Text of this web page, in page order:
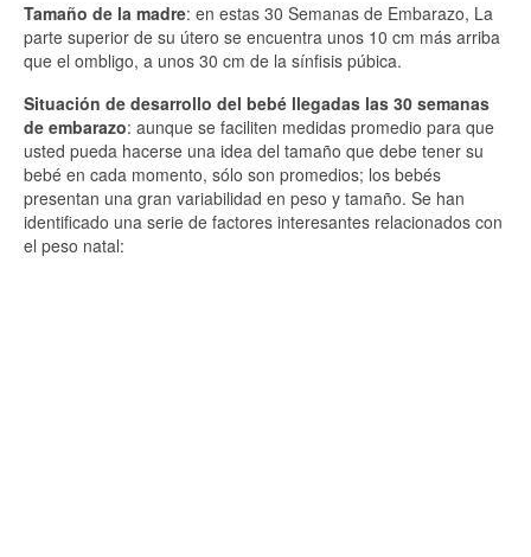
Tamaño de la madre: en estas 30 Semanas de Embarazo, La
parte superior de su útero se encuentra unos 10 cm más arriba
que el ombligo, a unos 30 cm de la sínfisis púbica.
Situación de desarrollo del bebé llegadas las 30 semanas
de embarazo: aunque se faciliten medidas promedio para que
usted pueda hacerse una idea del tamaño que debe tener su
bebé en cada momento, sólo son promedios; los bebés
presentan una gran variabilidad en peso y tamaño. Se han
identificado una serie de factores interesantes relacionados con
el peso natal: